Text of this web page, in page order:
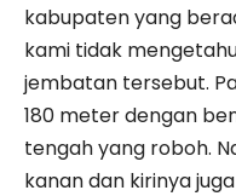
kabupaten yang
kami tidak
jembatan tersebut.
180 meter dengan
tengah yang roboh.
kanan dan kirinya